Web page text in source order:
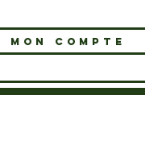
MON COMPTE